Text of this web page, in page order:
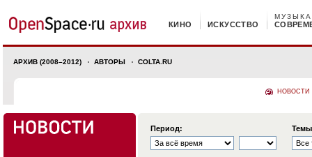
КИНО ИСКУССТВО
МУЗЫКА
АРХИВ (2008–2012) АВТОРЫ COLTA.RU
НОВОСТИ
Период: